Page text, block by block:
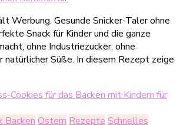
Süßigkeiten
für
Minis
–
Taler
ohne
Backen
Werbung. Gesunde Snicker-Taler ohne
Snack für Kinder und die ganze
ohne Industriezucker, ohne
natürlicher Süße. In diesem Rezept zeige
Backen Ostern Rezepte Schnelles